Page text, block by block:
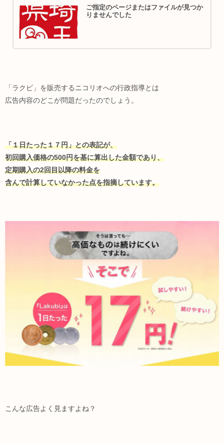
ご指定のページまたはファイルが見つか
りませんでした
「ラクビ」を販売するニコリオへの行政指導とは
広告内容のどこが問題だったのでしょう。
「１日たった１７円」との表記が、
初回購入価格の500円を基に算出した金額であり、
定期購入の2回目以降の料金を
含んで計算していなかった点を指摘しています。
こんな広告よく見ますよね？